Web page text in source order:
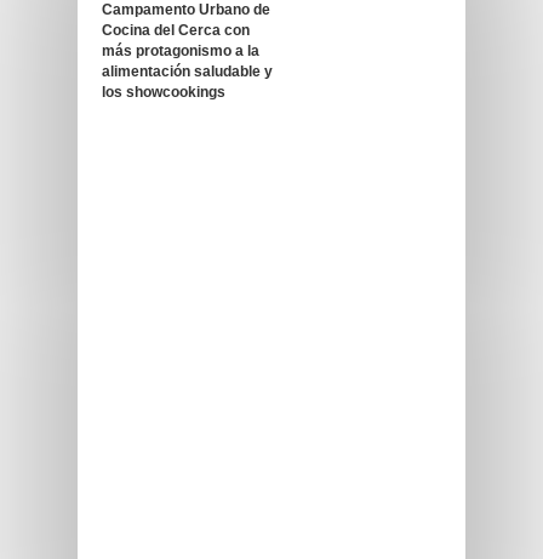
Campamento Urbano de
Cocina del Cerca con
más protagonismo a la
alimentación saludable y
los showcookings